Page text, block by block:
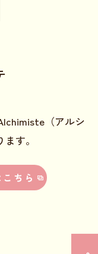
（アルシ
す。
ちら